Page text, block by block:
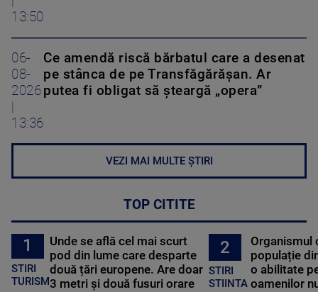
13:50
06-
08-
2026
13:36
Ce amendă riscă bărbatul care a desenat
pe stânca de pe Transfăgărășan. Ar
putea fi obligat să șteargă „opera”
VEZI MAI MULTE ȘTIRI
TOP CITITE
1
STIRI
TURISM
Unde se află cel mai scurt
pod din lume care desparte
două țări europene. Are doar
3 metri și două fusuri orare
2
STIRI
STIINTA
Organismul
populație
o abilitate
oamenilor